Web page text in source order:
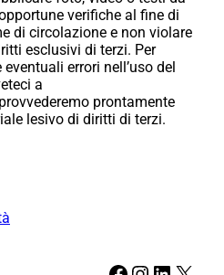
verifiche al fine di
di circolazione e non violare
esclusivi di terzi. Per
errori nell’uso del
a
prontamente
lesivo di diritti di terzi.